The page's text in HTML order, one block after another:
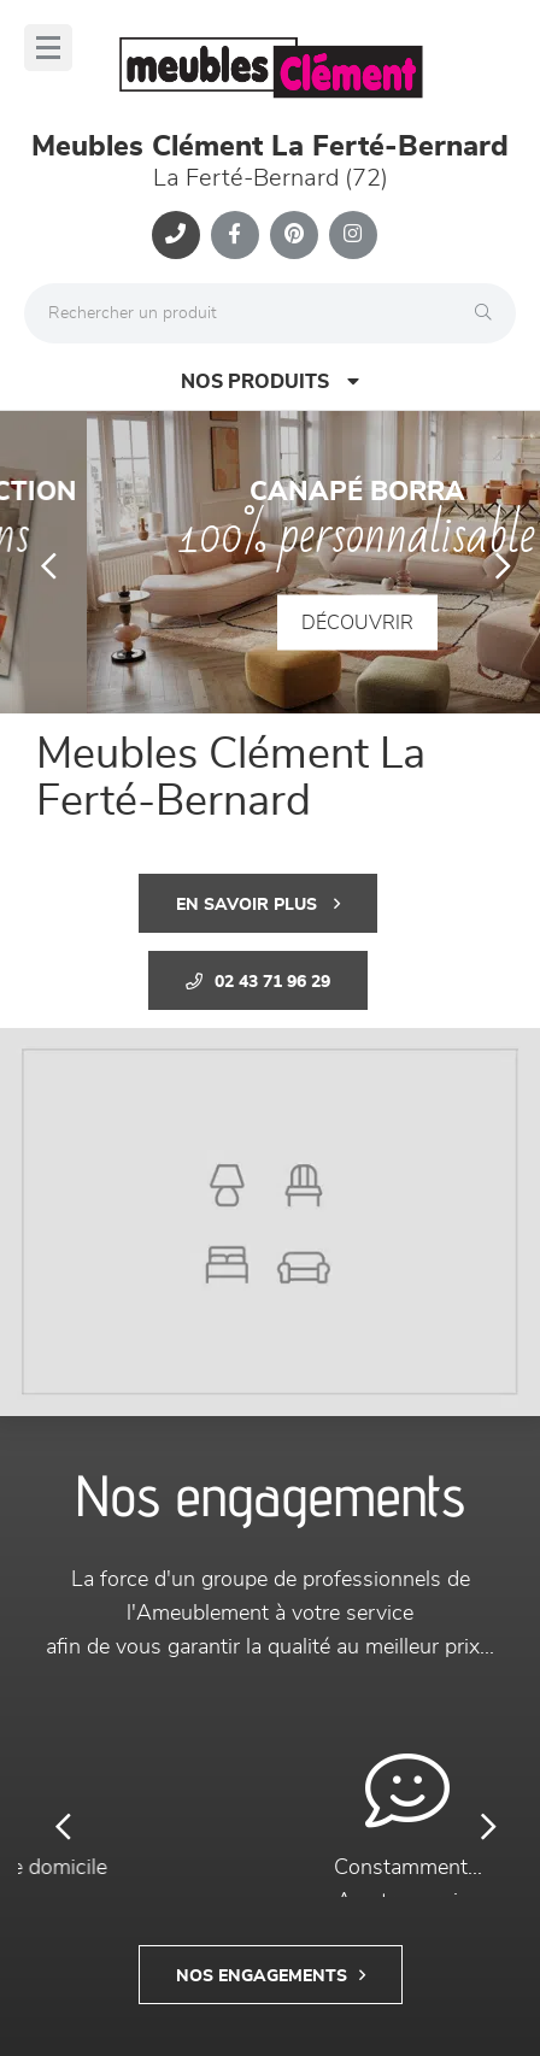
Meubles Clément La Ferté-Bernard
La Ferté-Bernard (72)
NOS PRODUITS
canapés et fauteuils
séjours
meubles de complément
chambres et dressing
literie
CANAPÉ BORRA
100% personnalisable
DÉCOUVRIR
Previous
Meubles Clément La
Ferté-Bernard
EN SAVOIR PLUS
02 43 71 96 29
Nos engagements
La force d'un groupe de professionnels de
l'Ameublement à votre service
afin de vous garantir la qualité au meilleur prix...
Constamment...
A votre service